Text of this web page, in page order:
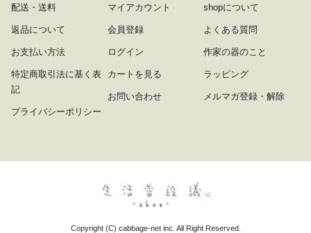
配送・送料
返品について
お支払い方法
特定商取引法に基く表
記
プライバシーポリシー
マイアカウント
会員登録
ログイン
カートを見る
お問い合わせ
shopについて
よくある質問
作家の器のこと
ラッピング
メルマガ登録・解除
Copyright (C) cabbage-net inc. All Right Reserved.